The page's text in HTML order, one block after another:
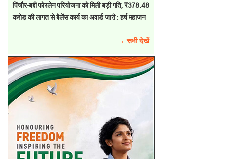
पिंजौर-बद्दी फोरलेन परियोजना को मिली बड़ी गति, ₹378.48
करोड़ की लागत से बैलेंस कार्य का अवार्ड जारी : हर्ष महाजन
→ सभी देखें